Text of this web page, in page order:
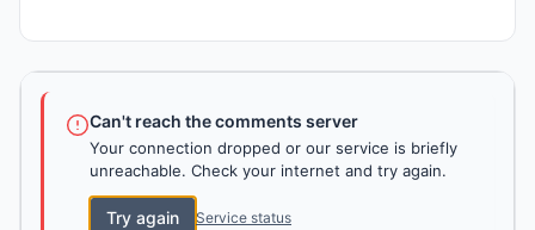
Can't reach the comments server
Your connection dropped or our service is briefly
unreachable. Check your internet and try again.
Try again Service status